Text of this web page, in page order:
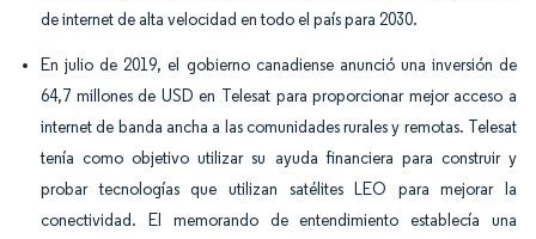
de internet de alta velocidad en todo el país para 2030.
En julio de 2019, el gobierno canadiense anunció una inversión de
64,7 millones de USD en Telesat para proporcionar mejor acceso a
internet de banda ancha a las comunidades rurales y remotas. Telesat
tenía como objetivo utilizar su ayuda financiera para construir y
probar tecnologías que utilizan satélites LEO para mejorar la
conectividad. El memorando de entendimiento establecía una